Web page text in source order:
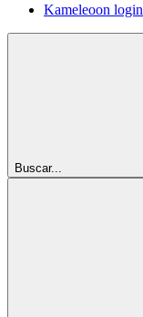
Kameleoon login
Buscar...